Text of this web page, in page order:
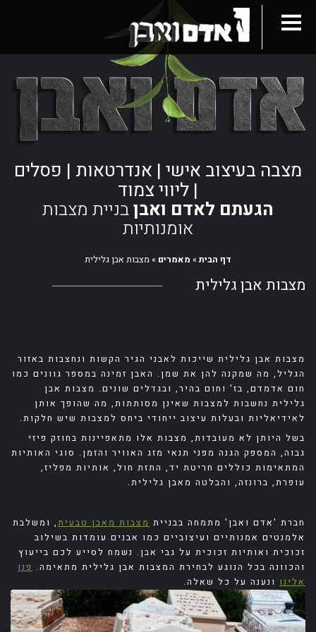
מצבה בעיצוב אישי | אנדרטאות | פסלים
| ליווי צמוד
הגעתם לאדם ואבןבניית מצבות
אומנותיות
דף הבית » מאמרים » מצבות אבן גלילית
מצבות אבן גלילית
מצבות אבן גלילית שייכות לאבני הגיר הקשות ונחצבות באזור
הגליל, מה שמקנה להן את שמן. האבן זמינה במספר גוונים כמו
חום אדמדם, בז' וחום בהיר, ובגדלים שונים. מצבות אבן
גלילית נחשבות למצבות שאינן מסותתות, מה שהופך אותן
לאידיאליות ובעלות עיצוב ייחודי ביחס למצבות שיש חלקות.
בשל היותן לא מעובדות, מצבות אלו מתאפיינות בחוזק פיזי
גבוה, המספק הגנה מפני תנאי מזג האוויר והזמן. סוגי האותיות
המתאימות כוללים חריטת יד, התזת חול, אותיות מפליז,
עופרת, ברונזה, והבלטה מאבן גלילית.
חברת 'אדם ואבן' מתמחה בבניית מצבות מאבן טבעית, ומשלבת
אלמנטים אמנותיים ועיצוביים כמו אבנים עומדות בשילוב
זכוכית ואותיות זכוכית על גבי אבן. נשמח לסייע לכם בייעוץ
והכוונה בכל הנוגע לבחירת המצבות אבן גלילית מתאימה. פנו
אלינו ונענה על כל שאלה.